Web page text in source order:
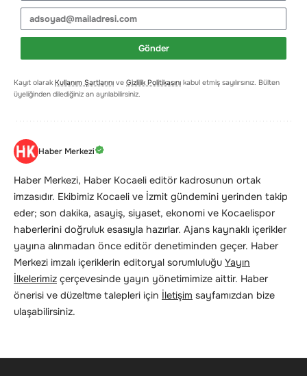
Gönder
Kayıt olarak Kullanım Şartlarını ve Gizlilik Politikasını kabul etmiş sayılırsınız. Bülten
üyeliğinden dilediğiniz an ayrılabilirsiniz.
Haber Merkezi
Haber Merkezi, Haber Kocaeli editör kadrosunun ortak
imzasıdır. Ekibimiz Kocaeli ve İzmit gündemini yerinden takip
eder; son dakika, asayiş, siyaset, ekonomi ve Kocaelispor
haberlerini doğruluk esasıyla hazırlar. Ajans kaynaklı içerikler
yayına alınmadan önce editör denetiminden geçer. Haber
Merkezi imzalı içeriklerin editoryal sorumluluğu Yayın
İlkelerimiz çerçevesinde yayın yönetimimize aittir. Haber
önerisi ve düzeltme talepleri için İletişim sayfamızdan bize
ulaşabilirsiniz.